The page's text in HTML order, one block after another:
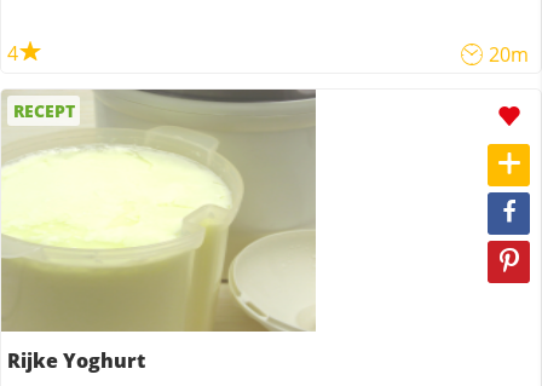
4 20m
RECEPT
Rijke Yoghurt